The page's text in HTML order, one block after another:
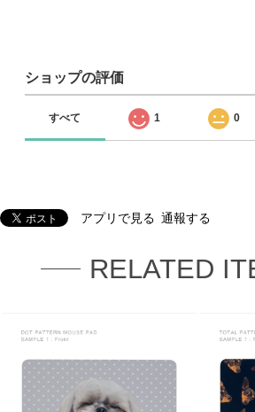
ショップの評価
すべて 1 0
アプリで見る 通報する
RELATED